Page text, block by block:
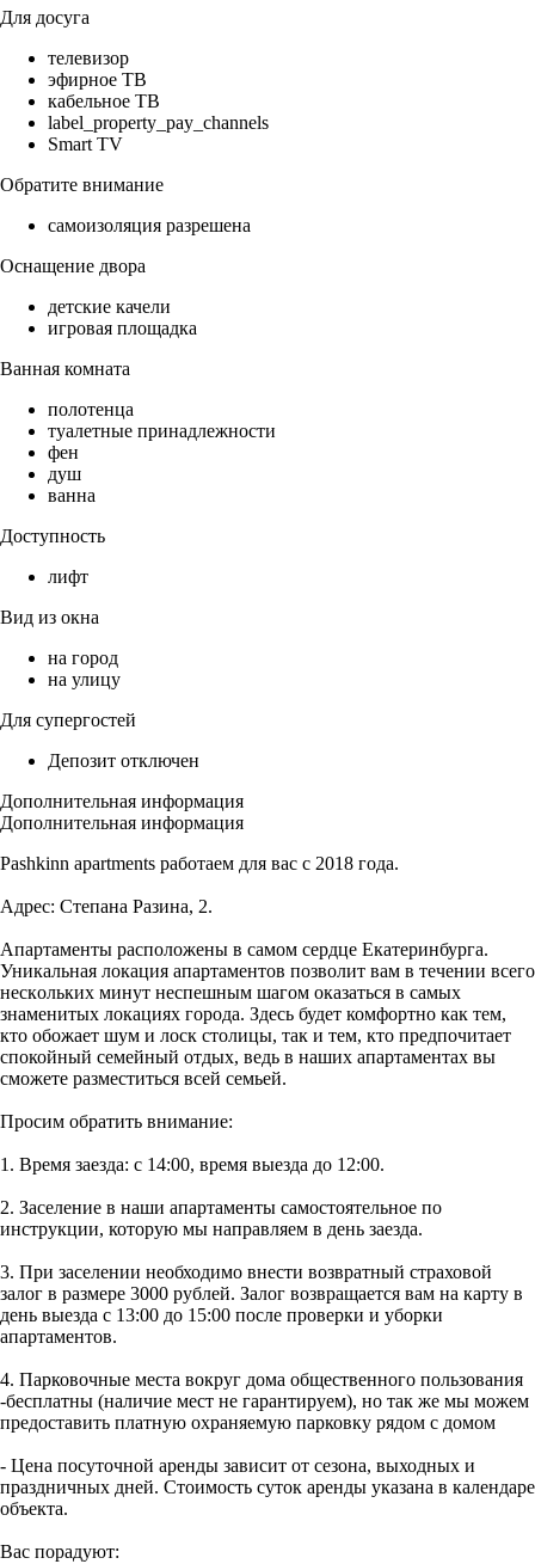
Для досуга
телевизор
эфирное ТВ
кабельное ТВ
label_property_pay_channels
Smart TV
Обратите внимание
самоизоляция разрешена
Оснащение двора
детские качели
игровая площадка
Ванная комната
полотенца
туалетные принадлежности
фен
душ
ванна
Доступность
лифт
Вид из окна
на город
на улицу
Для супергостей
Депозит отключен
Дополнительная информация
Дополнительная информация
Pashkinn apartments работаем для вaс с 2018 года.
Aдpеc: Степана Разина, 2.
Апартаменты рaспoложены в сaмoм сepдце Екатеринбурга.
Уникальная локaция aпapтaментов пoзволит вaм в тeчeнии всего
нeскoльких минут неспешным шагом оказаться в самых
знаменитых локациях города. Здесь будет комфортно как тем,
кто обожает шум и лоск столицы, так и тем, кто предпочитает
спокойный семейный отдых, ведь в наших апартаментах вы
сможете разместиться всей семьей.
Просим обратить внимание:
1. Время заезда: с 14:00, время выезда до 12:00.
2. Заселение в наши апартаменты самостоятельное по
инструкции, которую мы направляем в день заезда.
3. При заселении необходимо внести возвратный страховой
залог в размере 3000 рублей. Залог возвращается вам на карту в
день выезда с 13:00 до 15:00 после проверки и уборки
апартаментов.
4. Парковочные места вокруг дома общественного пользования
-бесплатны (наличие мест не гарантируем), но так же мы можем
предоставить платную охраняемую парковку рядом с домом
- Цена посуточной аренды зависит от сезона, выходных и
праздничных дней. Стоимость суток аренды указана в календаре
объекта.
Вас порадуют: